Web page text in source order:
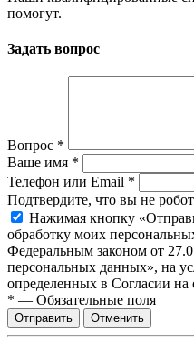
помогут.
Задать вопрос
Вопрос *
Ваше имя *
Телефон или Email *
Подтвердите, что вы не робот
Нажимая кнопку
обработку моих
Федеральным законом от
персональных данных», на
определенных в Согласии
* — Обязательные поля
Отправить Отменить